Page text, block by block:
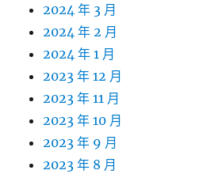
2024 年 3 月
2024 年 2 月
2024 年 1 月
2023 年 12 月
2023 年 11 月
2023 年 10 月
2023 年 9 月
2023 年 8 月